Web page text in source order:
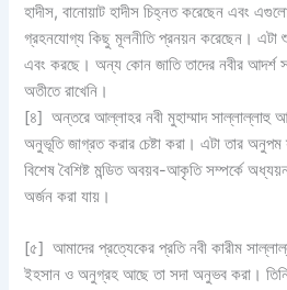
হাদীস, বানোয়াট হাদীস চিহ্নত করেছেন এবং
গ্রহনযোগ্য কিছু মূলনীতি প্রনয়ন করেছেন। এটা
এবং করছে। অন্য কোন জাতি তাদের নবীর আদর্শ
অতীতে রাখেনি।
[৪] অন্তরে আল্লাহর নবী মুহাম্মাদ সাল্লাল্লাহু
অনুভূতি জাগ্রত করার চেষ্টা করা। এটা তার
বিশেষ বৈশিষ্ট মন্ডিত অবয়ব-আকৃতি সম্পর্কে
অর্জন করা যায়।
[৫] আমাদের প্রত্যেকের প্রতি নবী কারীম
ইহসান ও অনুগ্রহ আছে তা সদা অনুভব করা।